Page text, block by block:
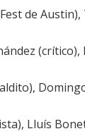
de
Lluís